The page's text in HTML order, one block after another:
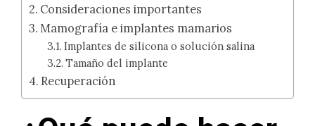
Consideraciones importantes
Mamografía e implantes mamarios
Implantes de silicona o solución salina
Tamaño del implante
Recuperación